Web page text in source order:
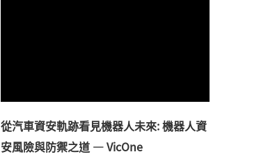
從汽車資安軌跡看見機器人未來: 機器人資
安風險與防禦之道 — VicOne